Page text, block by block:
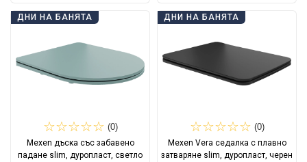
Добави в количката Добави в количката
Сравнете
ДНИ НА БАНЯТА
(0)
Mexen дъска със забавено
падане slim, дуропласт, светло
ДНИ НА БАНЯТА
(0)
Mexen Vera седалка с плавно
затваряне slim, дуропласт, черен